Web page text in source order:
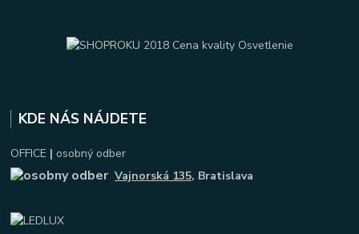
KDE NÁS NÁJDETE
OFFICE | osobný odber
Vajnorská 135, Bratislava